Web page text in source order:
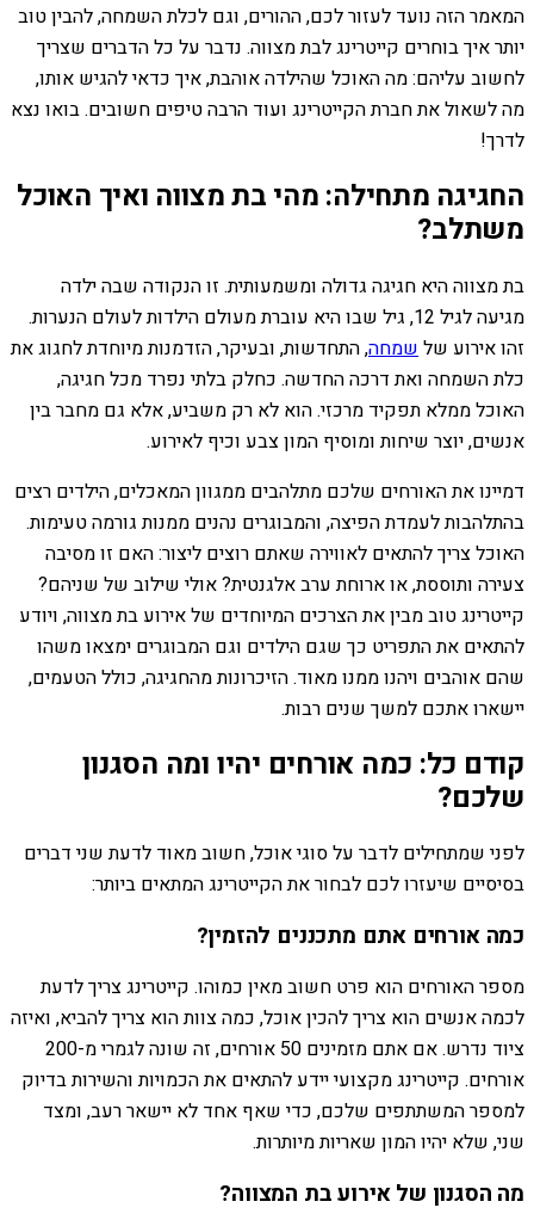
המאמר הזה נועד לעזור לכם, ההורים, וגם לכלת השמחה, להבין טוב
יותר איך בוחרים קייטרינג לבת מצווה. נדבר על כל הדברים שצריך
לחשוב עליהם: מה האוכל שהילדה אוהבת, איך כדאי להגיש אותו,
מה לשאול את חברת הקייטרינג ועוד הרבה טיפים חשובים. בואו נצא
לדרך!
החגיגה מתחילה: מהי בת מצווה ואיך האוכל
משתלב?
בת מצווה היא חגיגה גדולה ומשמעותית. זו הנקודה שבה ילדה
מגיעה לגיל 12, גיל שבו היא עוברת מעולם הילדות לעולם הנערות.
זהו אירוע של שמחה, התחדשות, ובעיקר, הזדמנות מיוחדת לחגוג את
כלת השמחה ואת דרכה החדשה. כחלק בלתי נפרד מכל חגיגה,
האוכל ממלא תפקיד מרכזי. הוא לא רק משביע, אלא גם מחבר בין
אנשים, יוצר שיחות ומוסיף המון צבע וכיף לאירוע.
דמיינו את האורחים שלכם מתלהבים ממגוון המאכלים, הילדים רצים
בהתלהבות לעמדת הפיצה, והמבוגרים נהנים ממנות גורמה טעימות.
האוכל צריך להתאים לאווירה שאתם רוצים ליצור: האם זו מסיבה
צעירה ותוססת, או ארוחת ערב אלגנטית? אולי שילוב של שניהם?
קייטרינג טוב מבין את הצרכים המיוחדים של אירוע בת מצווה, ויודע
להתאים את התפריט כך שגם הילדים וגם המבוגרים ימצאו משהו
שהם אוהבים ויהנו ממנו מאוד. הזיכרונות מהחגיגה, כולל הטעמים,
יישארו אתכם למשך שנים רבות.
קודם כל: כמה אורחים יהיו ומה הסגנון
שלכם?
לפני שמתחילים לדבר על סוגי אוכל, חשוב מאוד לדעת שני דברים
בסיסיים שיעזרו לכם לבחור את הקייטרינג המתאים ביותר:
כמה אורחים אתם מתכננים להזמין?
מספר האורחים הוא פרט חשוב מאין כמוהו. קייטרינג צריך לדעת
לכמה אנשים הוא צריך להכין אוכל, כמה צוות הוא צריך להביא, ואיזה
ציוד נדרש. אם אתם מזמינים 50 אורחים, זה שונה לגמרי מ-200
אורחים. קייטרינג מקצועי יידע להתאים את הכמויות והשירות בדיוק
למספר המשתתפים שלכם, כדי שאף אחד לא יישאר רעב, ומצד
שני, שלא יהיו המון שאריות מיותרות.
מה הסגנון של אירוע בת המצווה?